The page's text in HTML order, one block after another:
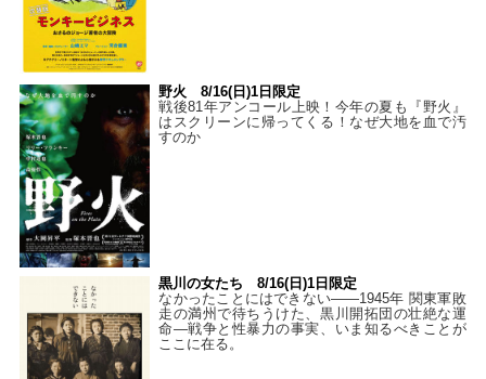
野火 8/16(日)1日限定
戦後81年アンコール上映！今年の夏も『野火』
はスクリーンに帰ってくる！なぜ大地を血で汚
すのか
黒川の女たち 8/16(日)1日限定
なかったことにはできない——1945年 関東軍敗
走の満州で待ちうけた、黒川開拓団の壮絶な運
命―戦争と性暴力の事実、いま知るべきことが
ここに在る。